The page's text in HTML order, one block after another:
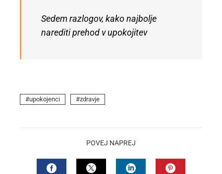
Sedem razlogov, kako najbolje
narediti prehod v upokojitev
upokojenci zdravje
POVEJ NAPREJ